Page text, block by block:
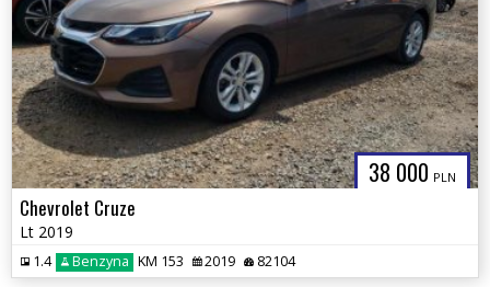
38 000 PLN
Chevrolet Cruze
Lt 2019
1.4 Benzyna KM 153 2019 82104